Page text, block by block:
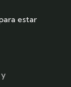
estar